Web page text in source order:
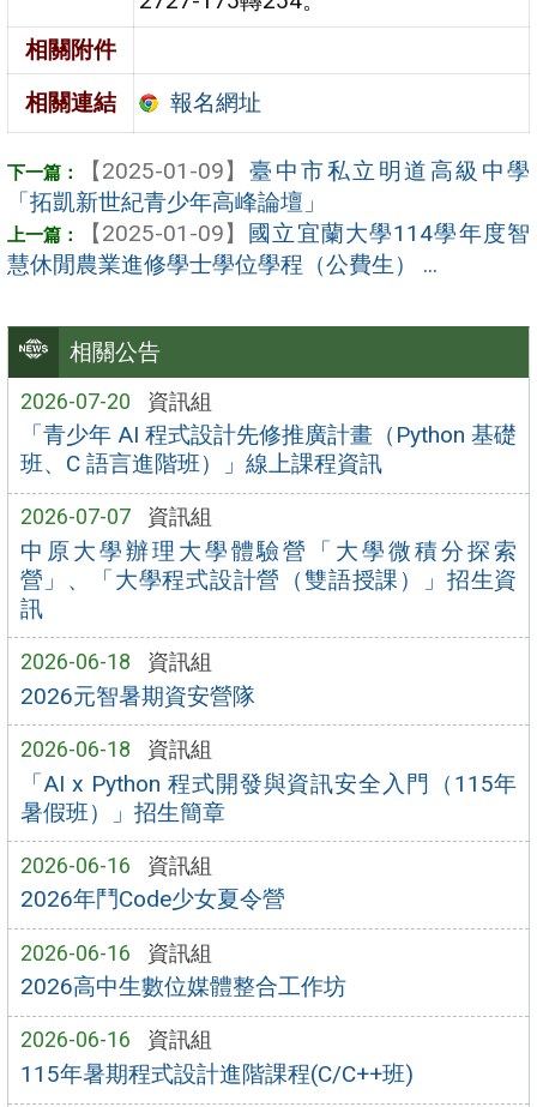
相關公告
2026-07-20 資訊組
「青少年 AI 程式設計先修推廣計畫（Python 基礎
班、C 語言進階班）」線上課程資訊
2026-07-07 資訊組
中原大學辦理大學體驗營「大學微積分探索
營」、「大學程式設計營（雙語授課）」招生資
訊
2026-06-18 資訊組
2026元智暑期資安營隊
2026-06-18 資訊組
「AI x Python 程式開發與資訊安全入門（115年
暑假班）」招生簡章
2026-06-16 資訊組
2026年鬥Code少女夏令營
2026-06-16 資訊組
2026高中生數位媒體整合工作坊
2026-06-16 資訊組
115年暑期程式設計進階課程(C/C++班)
相關附件
相關連結
報名網址
【2025-01-09】 臺中市私立明道高級中學
「拓凱新世紀青少年高峰論壇」
【2025-01-09】 國立宜蘭大學114學年度智
慧休閒農業進修學士學位學程（公費生） ...